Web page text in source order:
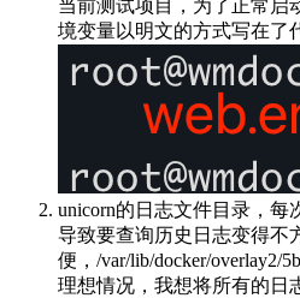
当前测试项目，为了正常启
境变量以明文的方式写在了
unicorn的日志文件目录，每
导致要查询历史日志变得不
便，/var/lib/docker/overlay2/
理想情况，我想将所有的日